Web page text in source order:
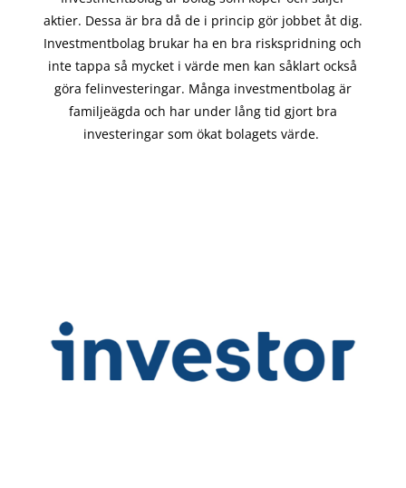
aktier. Dessa är bra då de i princip görjobbet åt dig.
Investmentbolag brukar ha en bra riskspridning och
inte tappa så mycket i värde men kan såklart också
göra felinvesteringar. Många investmentbolag är
familjeägda och har under lång tid gjort bra
investeringar som ökat bolagets värde.